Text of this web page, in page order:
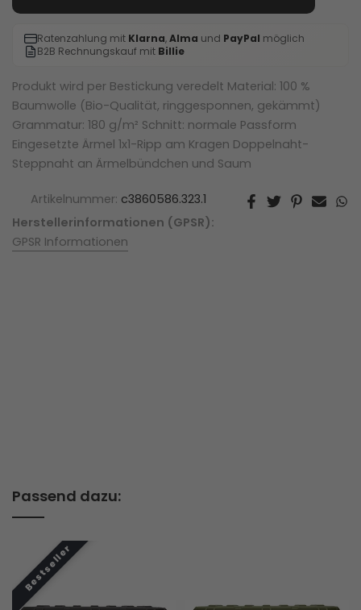
Ratenzahlung mit Klarna,Alma und PayPal möglich
B2B Rechnungskauf mit Billie
Produkt wird per Bestickung veredelt Material: 100 %
Baumwolle (Bio-Qualität, ringgesponnen, gekämmt)
Grammatur: 180 g/m² Schnitt: normale Passform
Eingesetzte Ärmel 1x1-Ripp am Kragen Doppelnaht-
Steppnaht an Ärmelbündchen und Saum
Artikelnummer: c3860586.323.1
Herstellerinformationen (GPSR):
GPSR Informationen
Passend dazu: